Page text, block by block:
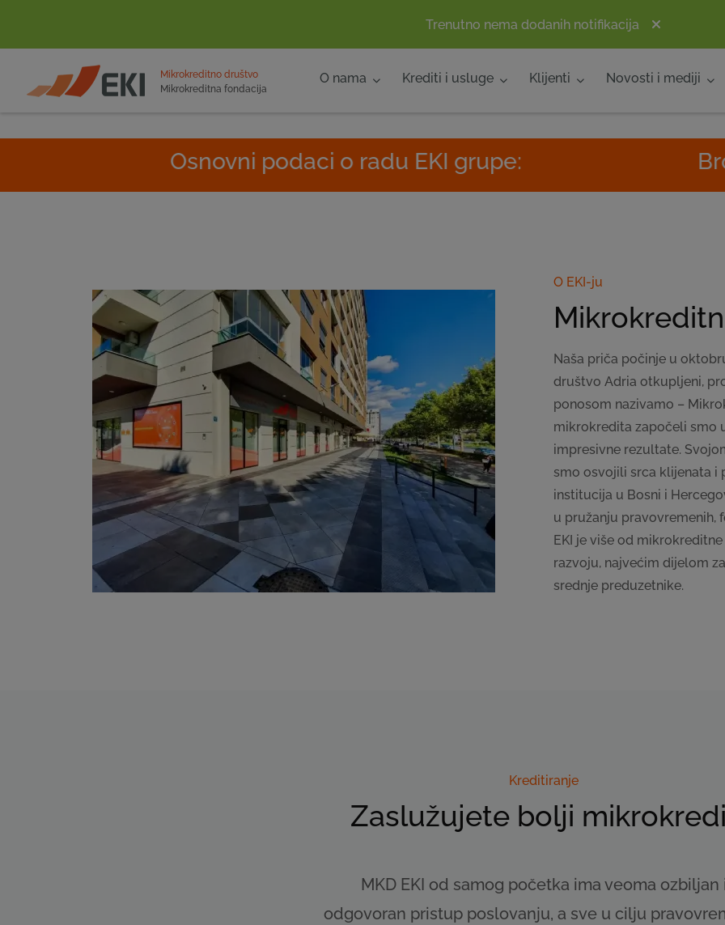
Trenutno nema dodanih notifikacija
POČETNA
Mikrokreditno društvo
Mikrokreditna fondacija
O nama Krediti i usluge Klijenti Novosti i mediji
Osnovni podaci o radu EKI grupe: Broj
O EKI-ju
Naša priča počinje u
društvo Adria otkupljeni,
ponosom nazivamo –
mikrokredita započeli smo
impresivne rezultate.
smo osvojili srca klijenata i
institucija u Bosni i
u pružanju pravovremenih,
EKI je više od
razvoju, najvećim dijelom
srednje preduzetnike.
Kreditiranje
Zaslužujete bolji
MKD EKI od samog početka ima veoma ozbiljan
odgovoran pristup poslovanju, a sve u cilju